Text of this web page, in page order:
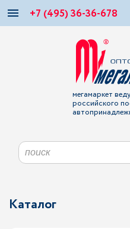
+7 (495) 36-36-678
мегамаркет
российского
Каталог